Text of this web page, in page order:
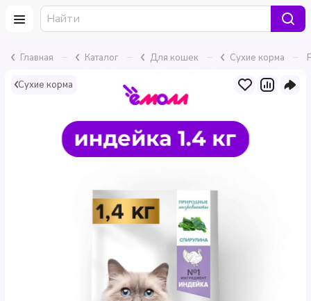
Главная – Каталог – Для кошек – Сухие корма –
Сухие корма